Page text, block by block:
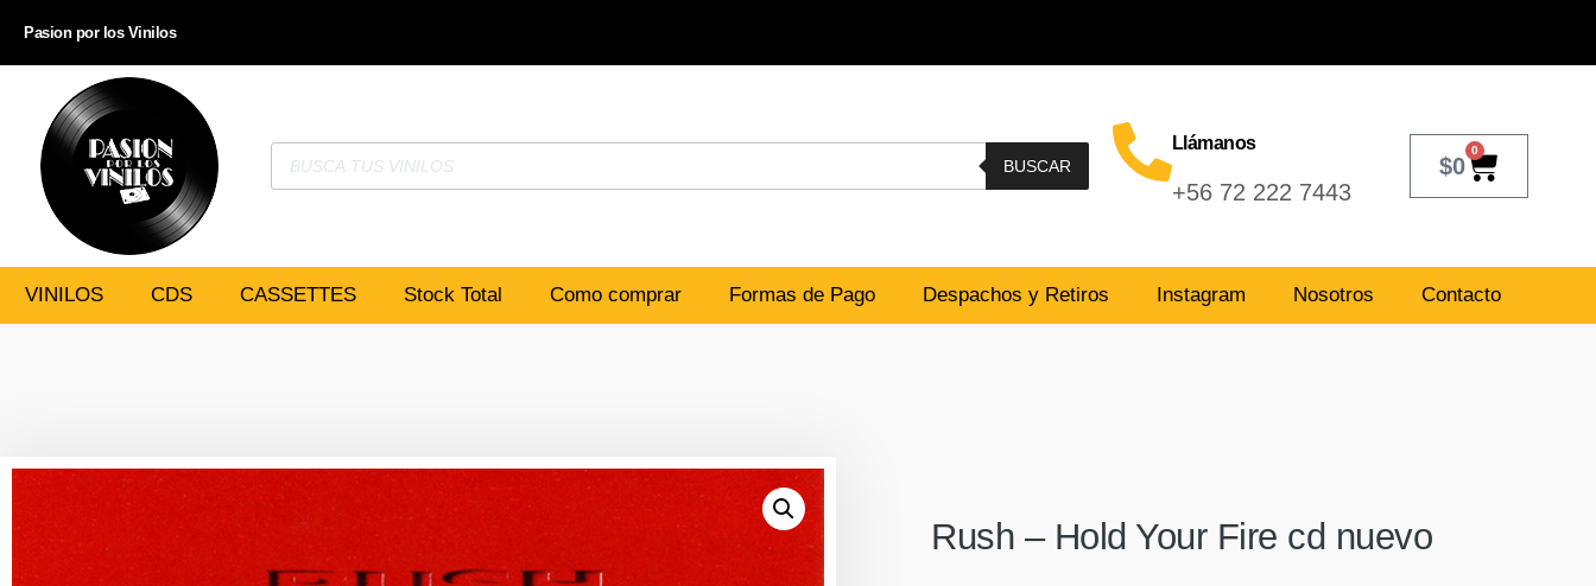
Pasion por los Vinilos
BUSCAR
Llámanos
+56 72 222 7443
$0
0
VINILOS CDS CASSETTES Stock Total Como comprar Formas de Pago Despachos y Retiros Instagram Nosotros Contacto
Rush – Hold Your Fire cd nuevo